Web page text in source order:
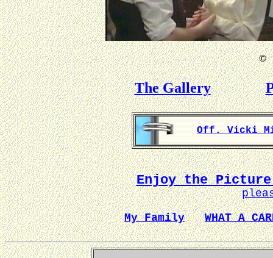
©
The Gallery
Off. Vicki
Enjoy the Picture
My Family
WHAT A